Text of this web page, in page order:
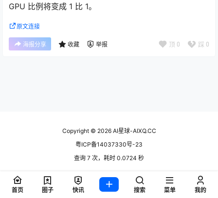
GPU ⽐例将变成 1 比 1。
原文连接
海报分享 收藏 举报 顶 0 踩 0
Copyright © 2026AI星球-AIXQ.CC
粤ICP备14037330号-23
查询 7 次，耗时 0.0724 秒
首页 圈子 快讯 搜索 菜单 我的